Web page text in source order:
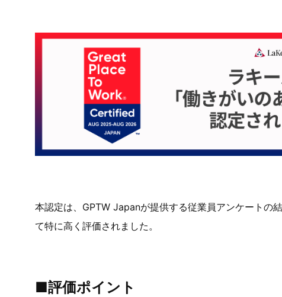
本認定は、GPTW Japanが提供する従業員アンケートの
て特に高く評価されました。
■評価ポイント